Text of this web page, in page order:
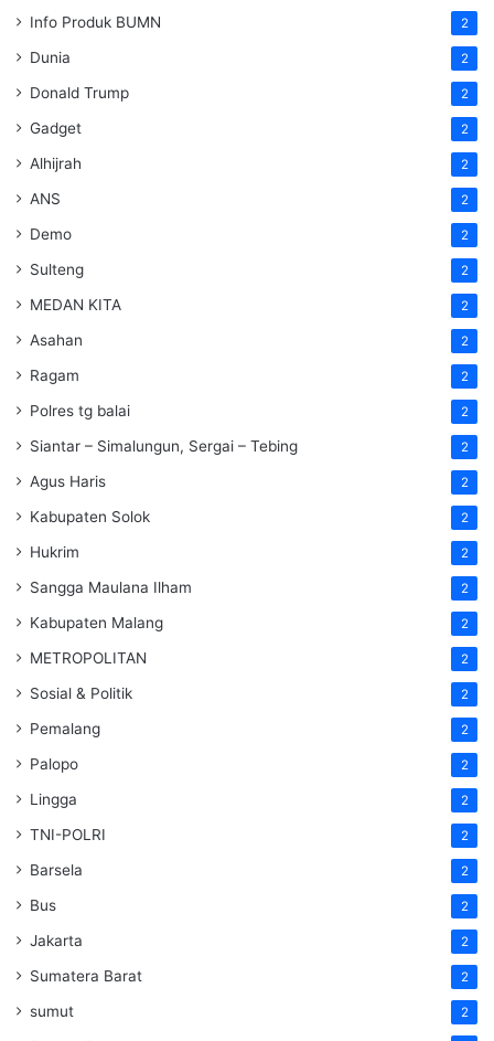
Info Produk BUMN 2
Dunia 2
Donald Trump 2
Gadget 2
Alhijrah 2
ANS 2
Demo 2
Sulteng 2
MEDAN KITA 2
Asahan 2
Ragam 2
Polres tg balai 2
Siantar – Simalungun, Sergai – Tebing 2
Agus Haris 2
Kabupaten Solok 2
Hukrim 2
Sangga Maulana Ilham 2
Kabupaten Malang 2
METROPOLITAN 2
Sosial & Politik 2
Pemalang 2
Palopo 2
Lingga 2
TNI-POLRI 2
Barsela 2
Bus 2
Jakarta 2
Sumatera Barat 2
sumut 2